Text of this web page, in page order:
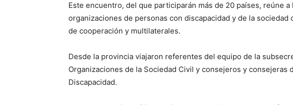
Este encuentro, del que participarán más de 20 países, reúne
organizaciones de personas con discapacidad y de la
de cooperación y multilaterales.
Desde la provincia viajaron referentes del equipo de la
Organizaciones de la Sociedad Civil y consejeros y consejeras
Discapacidad.